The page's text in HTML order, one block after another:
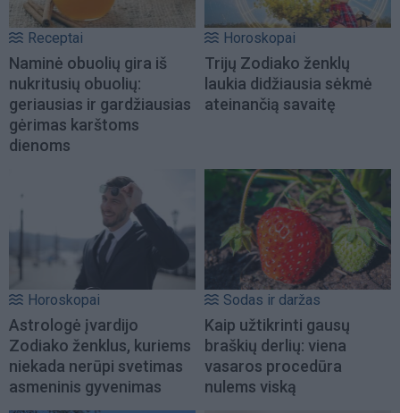
Receptai
Naminė obuolių gira iš
nukritusių obuolių:
geriausias ir gardžiausias
gėrimas karštoms
dienoms
Horoskopai
Trijų Zodiako ženklų
laukia didžiausia sėkmė
ateinančią savaitę
Horoskopai
Astrologė įvardijo
Zodiako ženklus, kuriems
niekada nerūpi svetimas
asmeninis gyvenimas
Sodas ir daržas
Kaip užtikrinti gausų
braškių derlių: viena
vasaros procedūra
nulems viską